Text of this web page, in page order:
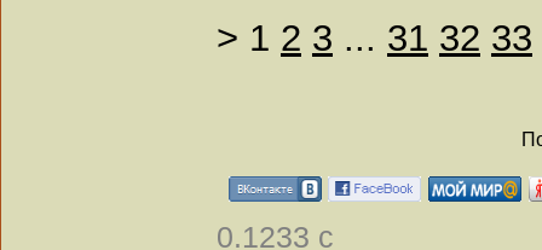
> 1 2 3 ... 31 32 33
0.1233 с